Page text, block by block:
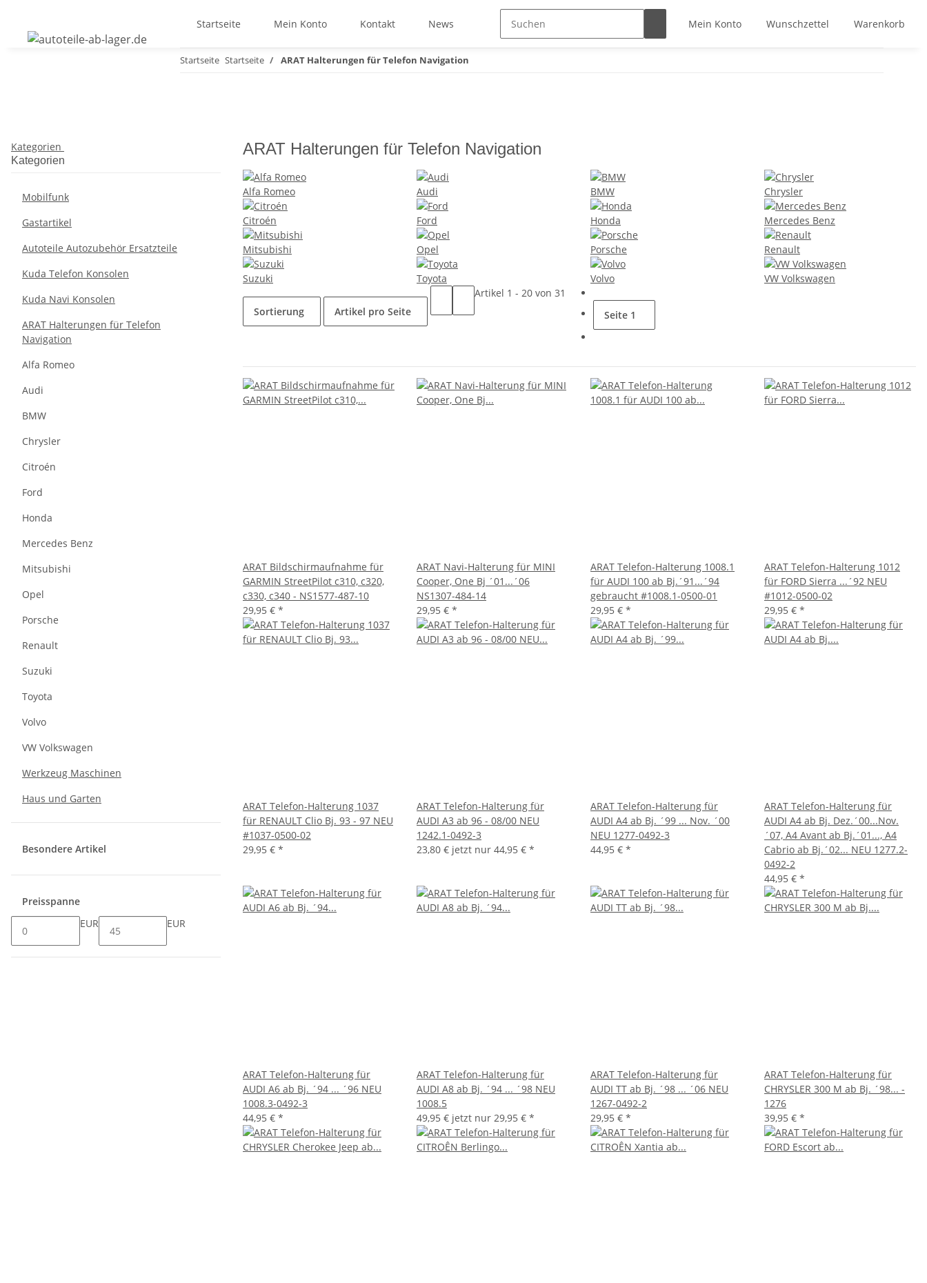
Mein Konto Wunschzettel Warenkorb
Startseite Mein Konto Kontakt News
Startseite Startseite ARAT Halterungen für Telefon Navigation
ARAT Halterungen für Telefon Navigation
Alfa Romeo Audi BMW Chrysler
Citroén Ford Honda Mercedes Benz
Mitsubishi Opel Porsche Renault
Suzuki Toyota Volvo VW Volkswagen
Sortierung Artikel pro Seite
Artikel 1 - 20 von 31
Seite 1
ARAT Bildschirmaufnahme für
GARMIN StreetPilot c310, c320,
c330, c340 - NS1577-487-10
29,95 € *
ARAT Navi-Halterung für MINI
Cooper, One Bj ´01...´06
NS1307-484-14
29,95 € *
ARAT Telefon-Halterung 1008.1
für AUDI 100 ab Bj.´91...´94
gebraucht #1008.1-0500-01
29,95 € *
ARAT Telefon-Halterung 1012
für FORD Sierra ...´92 NEU
#1012-0500-02
29,95 € *
ARAT Telefon-Halterung 1037
für RENAULT Clio Bj. 93 - 97 NEU
#1037-0500-02
29,95 € *
ARAT Telefon-Halterung für
AUDI A3 ab 96 - 08/00 NEU
1242.1-0492-3
23,80 € jetzt nur 44,95 € *
ARAT Telefon-Halterung für
AUDI A4 ab Bj. ´99 ... Nov. ´00
NEU 1277-0492-3
44,95 € *
ARAT Telefon-Halterung für
AUDI A4 ab Bj. Dez.´00...Nov.
´07, A4 Avant ab Bj.´01..., A4
Cabrio ab Bj.´02... NEU 1277.2-
0492-2
44,95 € *
ARAT Telefon-Halterung für
AUDI A6 ab Bj. ´94 ... ´96 NEU
1008.3-0492-3
44,95 € *
ARAT Telefon-Halterung für
AUDI A8 ab Bj. ´94 ... ´98 NEU
1008.5
49,95 € jetzt nur 29,95 € *
ARAT Telefon-Halterung für
AUDI TT ab Bj. ´98 ... ´06 NEU
1267-0492-2
29,95 € *
ARAT Telefon-Halterung für
CHRYSLER 300 M ab Bj. ´98... -
1276
39,95 € *
Kategorien
Kategorien
Mobilfunk
Gastartikel
Autoteile Autozubehör Ersatzteile
Kuda Telefon Konsolen
Kuda Navi Konsolen
ARAT Halterungen für Telefon
Navigation
Alfa Romeo
Audi
BMW
Chrysler
Citroén
Ford
Honda
Mercedes Benz
Mitsubishi
Opel
Porsche
Renault
Suzuki
Toyota
Volvo
VW Volkswagen
Werkzeug Maschinen
Haus und Garten
Besondere Artikel
Preisspanne
EUR
EUR